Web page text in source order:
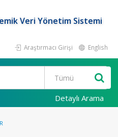
Veri Yönetim Sistemi
Araştırmacı Girişi English
Detaylı Arama